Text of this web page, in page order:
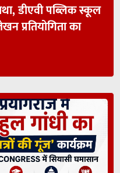
डीएवी पब्लिक स्कूल
प्रतियोगिता का